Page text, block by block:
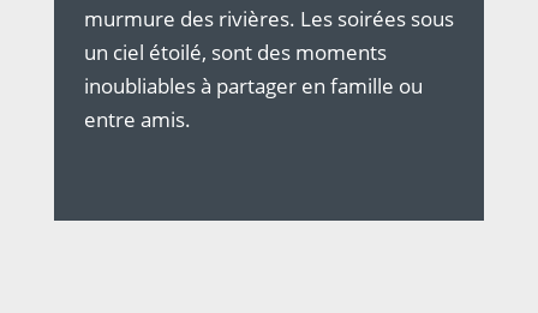
murmure des rivières. Les soirées sous
un ciel étoilé, sont des moments
inoubliables à partager en famille ou
entre amis.